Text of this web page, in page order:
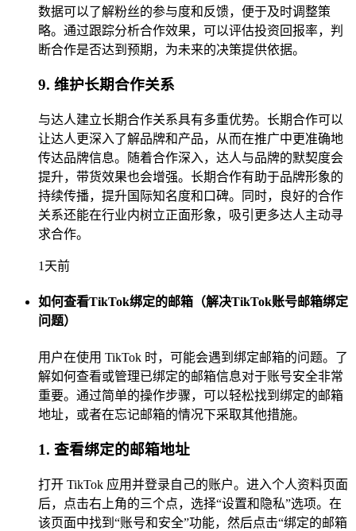
数据可以了解粉丝的参与度和反馈，便于及时调整策
略。通过跟踪分析合作效果，可以评估投资回报率，判
断合作是否达到预期，为未来的决策提供依据。
9. 维护长期合作关系
与达人建立长期合作关系具有多重优势。长期合作可以
让达人更深入了解品牌和产品，从而在推广中更准确地
传达品牌信息。随着合作深入，达人与品牌的默契度会
提升，带货效果也会增强。长期合作有助于品牌形象的
持续传播，提升国际知名度和口碑。同时，良好的合作
关系还能在行业内树立正面形象，吸引更多达人主动寻
求合作。
1天前
如何查看TikTok绑定的邮箱（解决TikTok账号邮箱绑定
问题）
用户在使用 TikTok 时，可能会遇到绑定邮箱的问题。了
解如何查看或管理已绑定的邮箱信息对于账号安全非常
重要。通过简单的操作步骤，可以轻松找到绑定的邮箱
地址，或者在忘记邮箱的情况下采取其他措施。
1. 查看绑定的邮箱地址
打开 TikTok 应用并登录自己的账户。进入个人资料页面
后，点击右上角的三个点，选择“设置和隐私”选项。在
该页面中找到“账号和安全”功能，然后点击“绑定的邮箱